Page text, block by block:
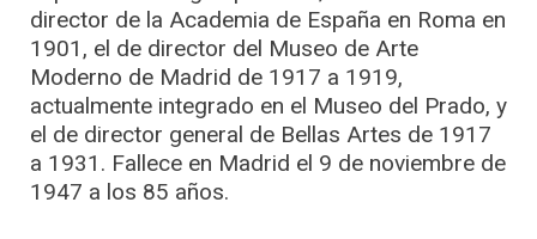
director de la Academia de España en Roma en
1901, el de director del Museo de Arte
Moderno de Madrid de 1917 a 1919,
actualmente integrado en el Museo del Prado, y
el de director general de Bellas Artes de 1917
a 1931. Fallece en Madrid el 9 de noviembre de
1947 a los 85 años.